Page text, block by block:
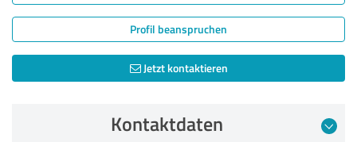
Profil beanspruchen
Jetzt kontaktieren
Kontaktdaten